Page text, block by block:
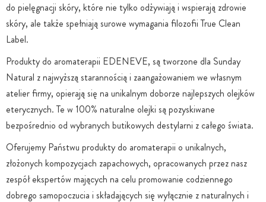
do pielęgnacji skóry, które nie tylko odżywiają i wspierają zdrowie
skóry, ale także spełniają surowe wymagania filozofii True Clean
Label.
Produkty do aromaterapii EDENEVE, są tworzone dla Sunday
Natural z najwyższą starannością i zaangażowaniem we własnym
atelier firmy, opierają się na unikalnym doborze najlepszych olejków
eterycznych. Te w 100% naturalne olejki są pozyskiwane
bezpośrednio od wybranych butikowych destylarni z całego świata.
Oferujemy Państwu produkty do aromaterapii o unikalnych,
złożonych kompozycjach zapachowych, opracowanych przez nasz
zespół ekspertów mających na celu promowanie codziennego
dobrego samopoczucia i składających się wyłącznie z naturalnych i